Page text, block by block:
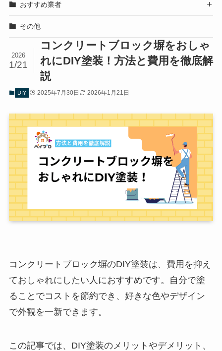
コンクリートブロック塀をおしゃ
れにDIY塗装！方法と費用を徹底解
説
2026
1/21
DIY 2025年7月30日 2026年1月21日
コンクリートブロック塀のDIY塗装は、費用を抑え
ておしゃれにしたい人におすすめです。自分で塗
ることでコストを節約でき、好きな色やデザイン
で外観を一新できます。
この記事では、DIY塗装のメリットやデメリット、
おすすめ業者 
その他